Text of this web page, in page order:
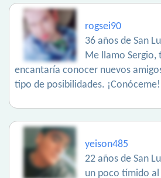
rogsei90
36 años de San
Me llamo Sergio,
encantaría conocer nuevos
tipo de posibilidades.
yeison485
22 años de San
un poco tímido